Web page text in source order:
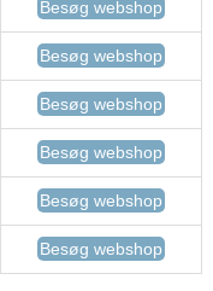
Besøg webshop
Besøg webshop
Besøg webshop
Besøg webshop
Besøg webshop
Besøg webshop